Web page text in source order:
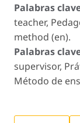
Palabras
teacher,
method (en).
Palabras
supervisor,
Método de